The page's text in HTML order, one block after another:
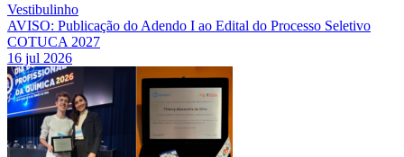
Vestibulinho
AVISO: Publicação do Adendo I ao Edital do Processo Seletivo
COTUCA 2027
16 jul 2026